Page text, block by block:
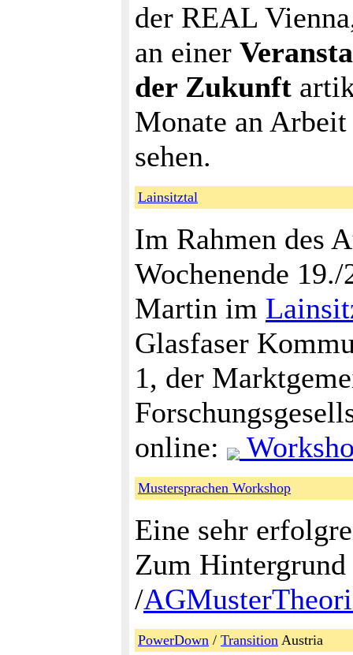
der REAL
an einer
der Zukunft
Monate an
sehen.
Lainsitztal
Im Rahmen des
Wochenende
Martin im
Glasfaser
1, der
online:
Mustersprachen Workshop
Eine sehr
Zum
/
PowerDown / Transition Austria